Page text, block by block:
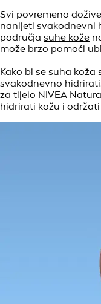
Svi povremeno
nanijeti svakodnevni
područja suhe kože
može brzo pomoći
Kako bi se suha
svakodnevno
za tijelo NIVEA
hidrirati kožu i